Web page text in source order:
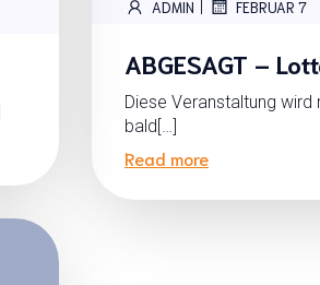
ADMIN | FEBRUAR 7
ABGESAGT –
Diese Veranstaltung
bald[…]
Read more